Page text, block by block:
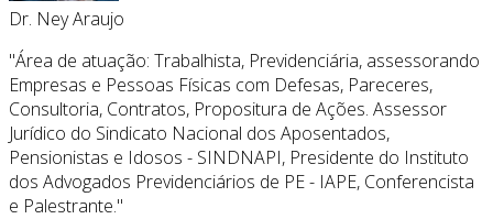
Dr. Ney Araujo
"Área de atuação: Trabalhista, Previdenciária, assessorando
Empresas e Pessoas Físicas com Defesas, Pareceres,
Consultoria, Contratos, Propositura de Ações. Assessor
Jurídico do Sindicato Nacional dos Aposentados,
Pensionistas e Idosos - SINDNAPI, Presidente do Instituto
dos Advogados Previdenciários de PE - IAPE, Conferencista
e Palestrante."